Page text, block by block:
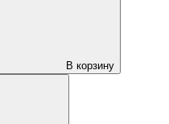
В корзину